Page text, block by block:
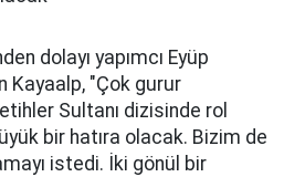
dolayı yapımcı Eyüp
Kayaalp, "Çok gurur
Sultanı dizisinde rol
bir hatıra olacak. Bizim de
istedi. İki gönül bir